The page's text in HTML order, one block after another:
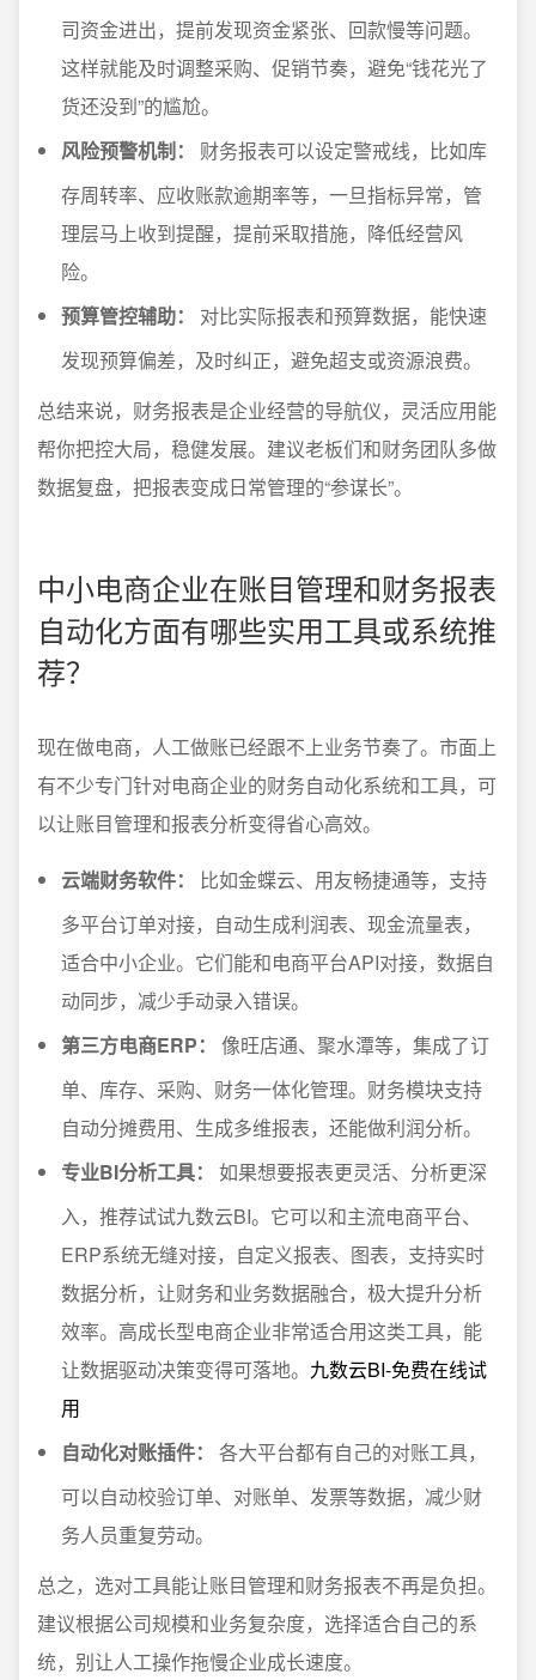
司资金进出，提前发现资金紧张、回款慢等问题。
这样就能及时调整采购、促销节奏，避免“钱花光了
货还没到”的尴尬。
风险预警机制：
财务报表可以设定警戒线，比如库
存周转率、应收账款逾期率等，一旦指标异常，管
理层马上收到提醒，提前采取措施，降低经营风
险。
预算管控辅助：
对比实际报表和预算数据，能快速
发现预算偏差，及时纠正，避免超支或资源浪费。
总结来说，财务报表是企业经营的导航仪，灵活应用能
帮你把控大局，稳健发展。建议老板们和财务团队多做
数据复盘，把报表变成日常管理的“参谋长”。
中小电商企业在账目管理和财务报表
自动化方面有哪些实用工具或系统推
荐？
现在做电商，人工做账已经跟不上业务节奏了。市面上
有不少专门针对电商企业的财务自动化系统和工具，可
以让账目管理和报表分析变得省心高效。
云端财务软件：
比如金蝶云、用友畅捷通等，支持
多平台订单对接，自动生成利润表、现金流量表，
适合中小企业。它们能和电商平台API对接，数据自
动同步，减少手动录入错误。
第三方电商ERP：
像旺店通、聚水潭等，集成了订
单、库存、采购、财务一体化管理。财务模块支持
自动分摊费用、生成多维报表，还能做利润分析。
专业BI分析工具：
如果想要报表更灵活、分析更深
入，推荐试试九数云BI。它可以和主流电商平台、
ERP系统无缝对接，自定义报表、图表，支持实时
数据分析，让财务和业务数据融合，极大提升分析
效率。高成长型电商企业非常适合用这类工具，能
让数据驱动决策变得可落地。 九数云BI-免费在线试
用
自动化对账插件：
各大平台都有自己的对账工具，
可以自动校验订单、对账单、发票等数据，减少财
务人员重复劳动。
总之，选对工具能让账目管理和财务报表不再是负担。
建议根据公司规模和业务复杂度，选择适合自己的系
统，别让人工操作拖慢企业成长速度。